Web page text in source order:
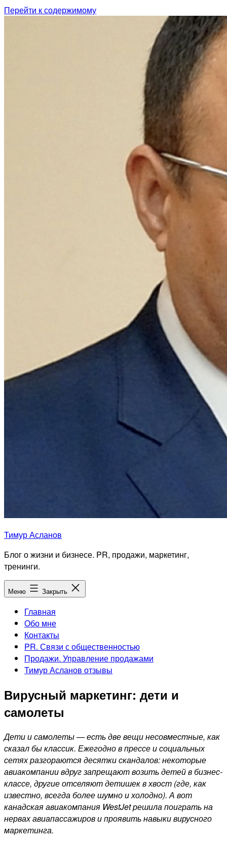
Перейти к содержимому
Тимур Асланов
Блог о жизни и бизнесе. PR, продажи, маркетинг,
тренинги.
Меню Закрыть
Главная
Обо мне
Контакты
PR. Связи с общественностью
Продажи. Управление продажами
Тимур Асланов отзывы
Вирусный маркетинг: дети и
самолеты
Дети и самолеты — есть две вещи несовместные, как
сказал бы классик. Ежегодно в прессе и социальных
сетях разгораются десятки скандалов: некоторые
авиакомпании вдруг запрещают возить детей в бизнес-
классе, другие отселяют детишек в хвост (где, как
известно, всегда более шумно и холодно). А вот
канадская авиакомпания WestJet решила поиграть на
нервах авиапассажиров и проявить навыки вирусного
маркетинга.